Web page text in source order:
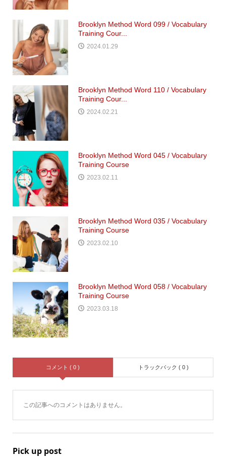
Brooklyn Method Word 099 / Vocabulary
Training Cour...
2024.01.29
Brooklyn Method Word 110 / Vocabulary
Training Cour...
2024.02.21
Brooklyn Method Word 045 / Vocabulary
Training Course
2023.02.11
Brooklyn Method Word 035 / Vocabulary
Training Course
2023.02.10
Brooklyn Method Word 058 / Vocabulary
Training Course
2023.03.18
コメント ( 0 ) トラックバック ( 0 )
この記事へのコメントはありません。
Pick up post